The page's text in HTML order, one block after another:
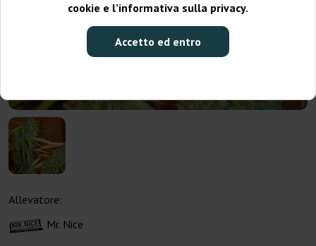
cookie e l’informativa sulla privacy.
Accetto ed entro
Allevatore:
Mr. Nice